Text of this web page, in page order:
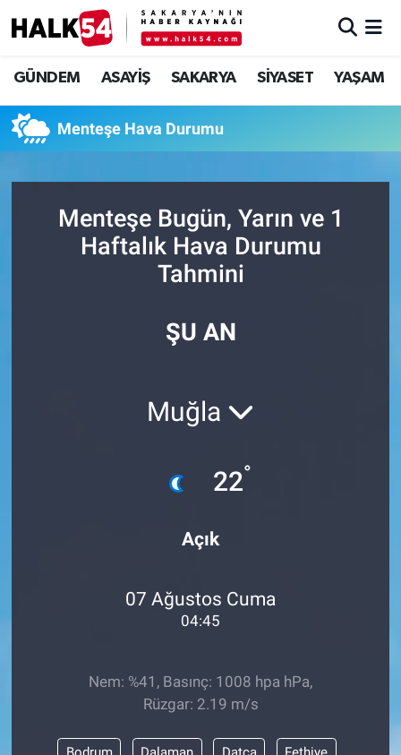
GÜNDEM ASAYİŞ SAKARYA SİYASET YAŞAM
Menteşe Hava Durumu
Menteşe Bugün, Yarın ve 1
Haftalık Hava Durumu
Tahmini
ŞU AN
Muğla
22°
Açık
07 Ağustos Cuma
04:45
Nem: %41, Basınç: 1008 hpa hPa,
Rüzgar: 2.19 m/s
GÜNDEM
SAKARYA
SİYASET
SOKAK RÖPORTAJLARI
Adapazarı Nöbetçi Eczaneler
Süper Lig Puan Durumu ve Fikstür
Tüm Manşetler